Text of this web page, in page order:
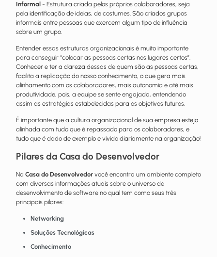
Informal - Estrutura criada pelos próprios colaboradores, seja
pela identificação de ideias, de costumes. São criados grupos
informais entre pessoas que exercem algum tipo de influência
sobre um grupo.
Entender essas estruturas organizacionais é muito importante
para conseguir “colocar as pessoas certas nos lugares certos”.
Conhecer e ter a clareza dessas de quem são as pessoas certas,
facilita a replicação do nosso conhecimento, o que gera mais
alinhamento com os colaboradores, mais autonomia e até mais
produtividade, pois, a equipe se sente engajada, entendendo
assim as estratégias estabelecidas para os objetivos futuros.
É importante que a cultura organizacional de sua empresa esteja
alinhada com tudo que é repassado para os colaboradores, e
tudo que é dado de exemplo e vivido diariamente na organização!
Pilares da Casa do Desenvolvedor
Na Casa do Desenvolvedor você encontra um ambiente completo
com diversas informações atuais sobre o universo de
desenvolvimento de software no qual tem como seus três
principais pilares:
Networking
Soluções Tecnológicas
Conhecimento